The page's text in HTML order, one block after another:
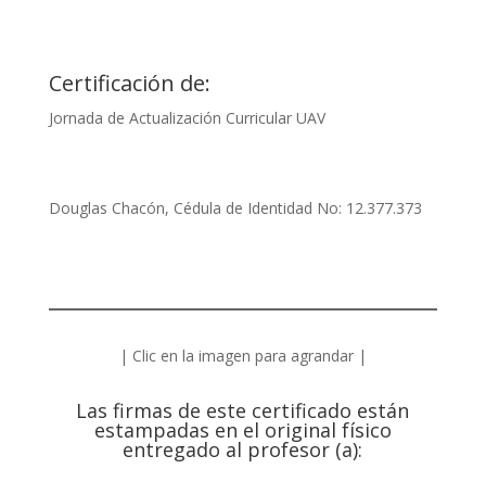
Certificación de:
Jornada de Actualización Curricular UAV
Douglas Chacón, Cédula de Identidad No: 12.377.373
| Clic en la imagen para agrandar |
Las firmas de este certificado están
estampadas en el original físico
entregado al profesor (a):